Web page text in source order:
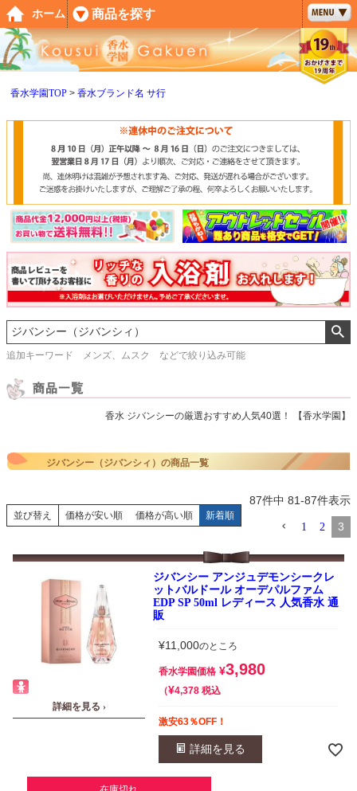
香水学園TOP 香水ブランド名 サ行
追加キーワード メンズ、ムスク などで絞り込み可能
香水 ジバンシーの厳選おすすめ人気40選！ 【香水学園】
ジバンシー（ジバンシィ）の商品一覧
並び替え 価格が安い順 価格が高い順 新着順
87件中 81-87件表示
1 2 3
詳細を見る ›
ジバンシー アンジュデモンシークレ
ットバルドール オーデパルファム
EDP SP 50ml レディース 人気香水 通
販
¥11,000のところ
香水学園価格 ¥3,980
¥4,378 税込
激安63％OFF！
詳細を見る
ペー
ジト
ップ
へ
ホーム 商品を探す